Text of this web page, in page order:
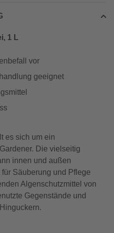
1 L
vor
geeignet
es sich um ein
Die vielseitig
innen und außen
Säuberung und Pflege
Algenschutzmittel von
Gegenstände und